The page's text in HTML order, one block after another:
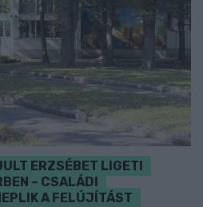
ERZSÉBET LIGETI
– CSALÁDI
A FELÚJÍTÁST